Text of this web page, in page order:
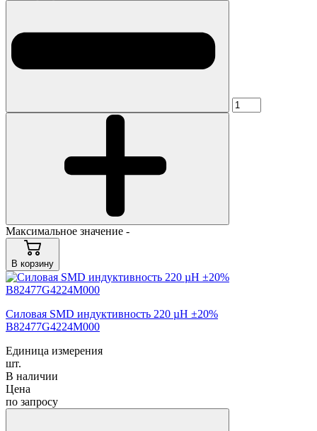
Максимальное значение -
В корзину
Силовая SMD индуктивность 220 µH ±20%
B82477G4224M000
Единица измерения
шт.
В наличии
Цена
по запросу